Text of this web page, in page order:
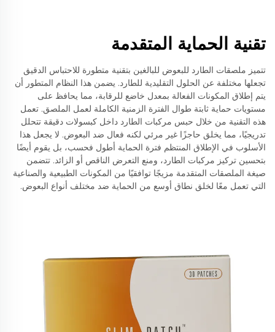
تقنية الحماية المتقدمة
تتميز ملصقات الطارد للبعوض للبالغين بتقنية متطورة للاحتباس الدقيق
تجعلها مختلفة عن الحلول التقليدية للطارد. يضمن هذا النظام المتطور أن
يتم إطلاق المكونات الفعالة بمعدل خاضع للرقابة، مما يحافظ على
مستويات حماية ثابتة طوال الفترة الزمنية الكاملة لعمل الملصق. تعمل
هذه التقنية من خلال حبس مركبات الطارد داخل كبسولات دقيقة تتحلل
تدريجيًا، مما يخلق حاجزًا غير مرئي لكنه فعال ضد البعوض. لا يجعل هذا
الأسلوب في الإطلاق المنتظم فترة الحماية أطول فحسب، بل يقوم أيضًا
بتحسين تركيز مركبات الطارد، ومنع التعرض الناقص أو الزائد. تتضمن
صيغة الملصقات المتقدمة مزيجًا توافقيًا من المكونات الطبيعية والصناعية
التي تعمل معًا لخلق نطاق أوسع من الحماية ضد مختلف أنواع البعوض.